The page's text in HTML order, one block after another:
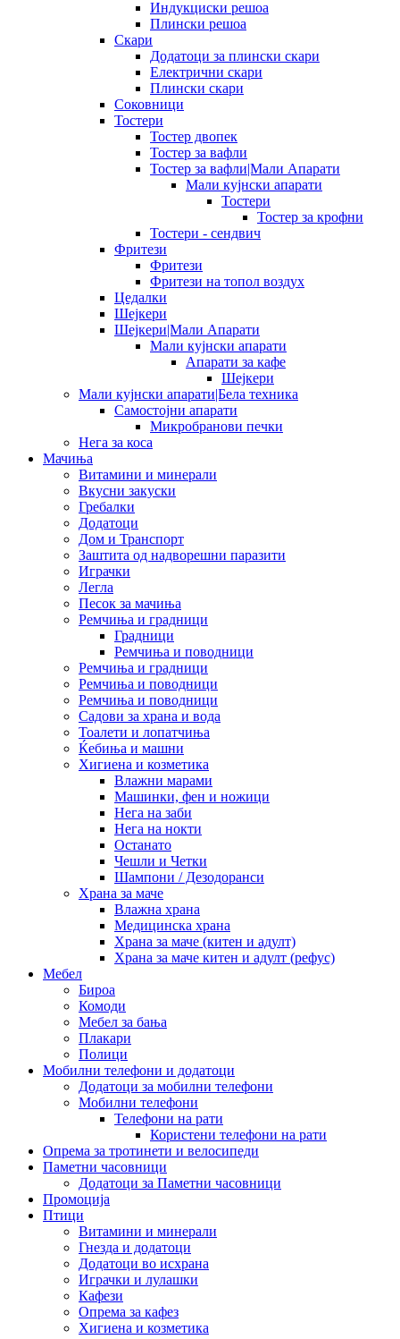
Индукциски решоа
Плински решоа
Скари
Додатоци за плински скари
Електрични скари
Плински скари
Соковници
Тостери
Тостер двопек
Тостер за вафли
Тостер за вафли|Мали Апарати
Мали кујнски апарати
Тостери
Тостер за крофни
Тостери - сендвич
Фритези
Фритези
Фритези на топол воздух
Цедалки
Шејкери
Шејкери|Мали Апарати
Мали кујнски апарати
Апарати за кафе
Шејкери
Мали кујнски апарати|Бела техника
Самостојни апарати
Микробранови печки
Нега за коса
Мачиња
Витамини и минерали
Вкусни закуски
Гребалки
Додатоци
Дом и Транспорт
Заштита од надворешни паразити
Играчки
Легла
Песок за мачиња
Ремчиња и градници
Градници
Ремчиња и поводници
Ремчиња и градници
Ремчиња и поводници
Ремчиња и поводници
Садови за храна и вода
Тоалети и лопатчиња
Ќебиња и машни
Хигиена и козметика
Влажни марами
Машинки, фен и ножици
Нега на заби
Нега на нокти
Останато
Чешли и Четки
Шампони / Дезодоранси
Храна за маче
Влажна храна
Медицинска храна
Храна за маче (китен и адулт)
Храна за маче китен и адулт (рефус)
Мебел
Бироа
Комоди
Мебел за бања
Плакари
Полици
Мобилни телефони и додатоци
Додатоци за мобилни телефони
Мобилни телефони
Телефони на рати
Користени телефони на рати
Опрема за тротинети и велосипеди
Паметни часовници
Додатоци за Паметни часовници
Промоција
Птици
Витамини и минерали
Гнезда и додатоци
Додатоци во исхрана
Играчки и лулашки
Кафези
Опрема за кафез
Хигиена и козметика